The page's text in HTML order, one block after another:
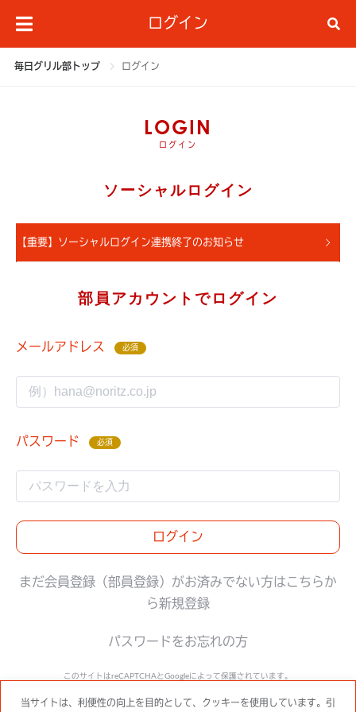
ログイン
毎日グリル部トップ ログイン
LOGIN
ログイン
ソーシャルログイン
【重要】ソーシャルログイン連携終了のお知らせ
部員アカウントでログイン
メールアドレス 必須
パスワード 必須
ログイン
まだ会員登録（部員登録）がお済みでない方はこちらか
ら新規登録
パスワードをお忘れの方
このサイトはreCAPTCHAとGoogleによって保護されています。
Googleプライバシーポリシー と利用規約 に準拠します。
当サイトは、利便性の向上を目的として、クッキーを使用しています。引